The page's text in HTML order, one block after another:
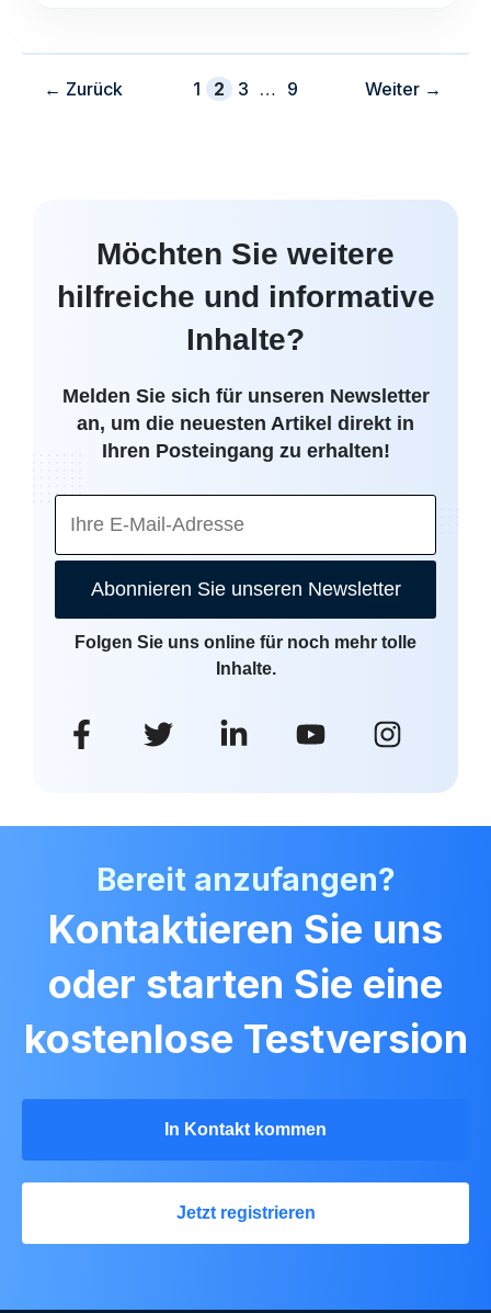
← Zurück Buchseite
1 Buchseite
2 Buchseite
3 … Buchseite
9 Weiter →
Möchten Sie weitere
hilfreiche und informative
Inhalte?
Melden Sie sich für unseren Newsletter
an, um die neuesten Artikel direkt in
Ihren Posteingang zu erhalten!
Abonnieren Sie unseren Newsletter
Folgen Sie uns online für noch mehr tolle
Inhalte.
Bereit anzufangen?
Kontaktieren Sie uns
oder starten Sie eine
kostenlose Testversion
In Kontakt kommen
Jetzt registrieren